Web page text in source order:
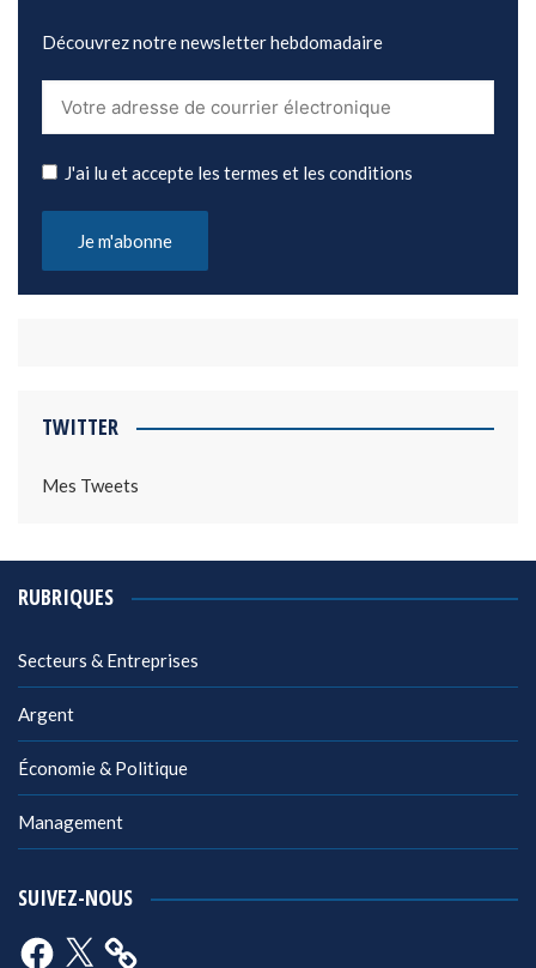
Découvrez notre newsletter hebdomadaire
J'ai lu et accepte les termes et les conditions
TWITTER
Mes Tweets
RUBRIQUES
Secteurs & Entreprises
Argent
Économie & Politique
Management
SUIVEZ-NOUS
Facebook
X